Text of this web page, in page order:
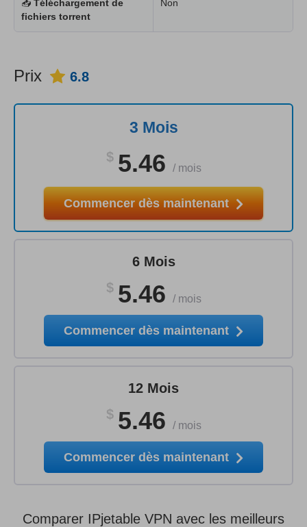
📥 Téléchargement de
fichiers torrent
Non
Prix 6.8
3 Mois
$ 5.46 / mois
Commencer dès maintenant
6 Mois
$ 5.46 / mois
Commencer dès maintenant
12 Mois
$ 5.46 / mois
Commencer dès maintenant
Comparer IPjetable VPN avec les meilleurs